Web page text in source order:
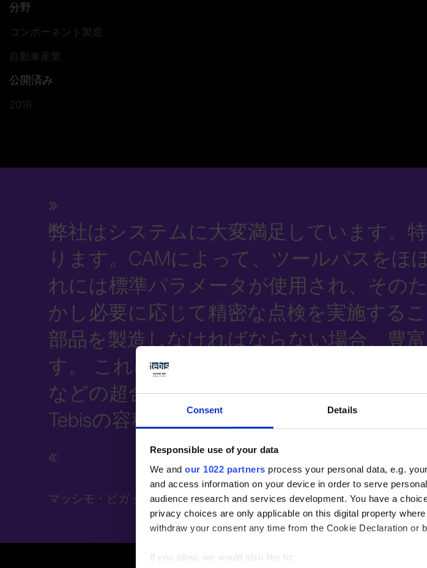
Consent Details
Responsible use of your data
We and our 1022 partners process your personal data, e.g.
and access information on your device in order to serve
audience research and services development. You have a
privacy choices are only applicable on this digital property
withdraw your consent any time from the Cookie Declaration or
If you allow, we would also like to:
分野
コンポーネント製造
自動車産業
公開済み
2016
弊社はシステムに大変満足しています。
ります。CAMによって、ツールパスをほ
れには標準パラメータが使用され、その
かし必要に応じて精密な点検を実施する
部品を製造しなければならない場合、豊
す。 これにより、機械内の工程を最適に
などの超合金の場合、ツールパスを慎重
Tebisの容積測定による干渉制御が非常に役
マッシモ・ビガットン氏, 技術部門管理責任者, Aspa Srl, Bomporto (モ